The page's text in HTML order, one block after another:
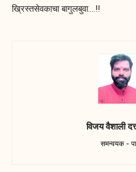
ख्रिस्तसेवकाचा बागुलबुवा….!!
विजय वैशाली
समन्वयक -